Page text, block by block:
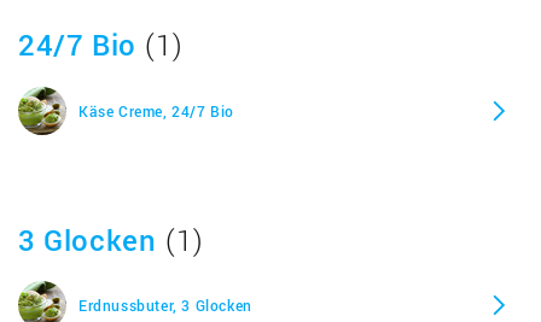
24/7 Bio (1)
Käse Creme, 24/7 Bio
3 Glocken (1)
Erdnussbuter, 3 Glocken